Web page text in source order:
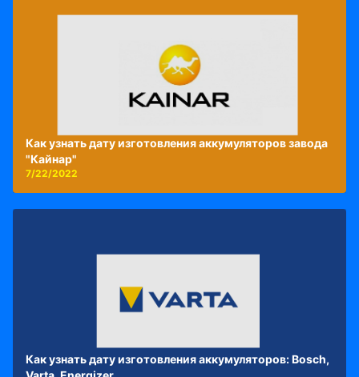
Как узнать дату изготовления аккумуляторов завода
"Кайнар"
7/22/2022
Как узнать дату изготовления аккумуляторов: Bosch,